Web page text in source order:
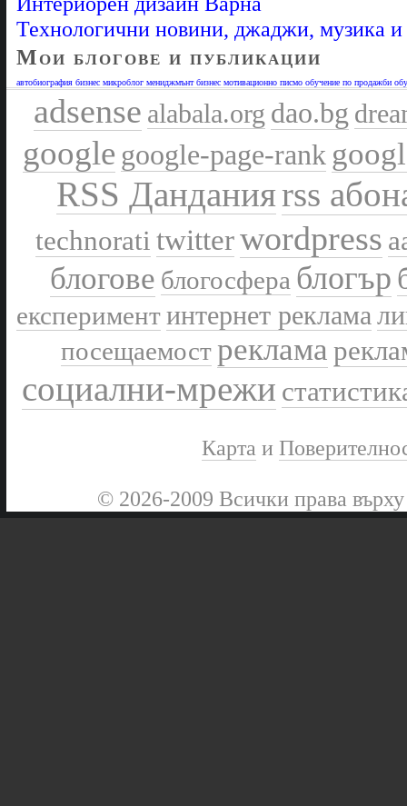
Технологични новини, джаджи, музика
Мои блогове и публикации
автобиография бизнес микроблог мениджмънт бизнес мотивационно писмо обучение по продажби
adsense alabala.org dao.bg
google google-page-rank
RSS Данданияrss
technorati twitterwordpress
блогове блогосфера блогър
експеримент интернет реклама
посещаемост реклама
социални-мрежи
Карта и
© 2026-2009 Всички права върху